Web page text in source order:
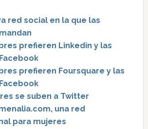
red social en la que las
prefieren Linkedin y las
prefieren Foursquare y las
se suben a Twitter
una red
para mujeres